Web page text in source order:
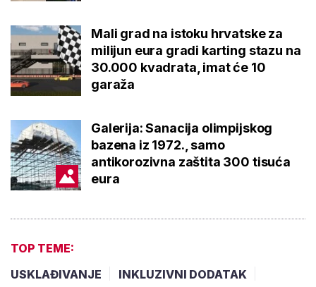
Mali grad na istoku hrvatske za
milijun eura gradi karting stazu na
30.000 kvadrata, imat će 10
garaža
Galerija: Sanacija olimpijskog
bazena iz 1972., samo
antikorozivna zaštita 300 tisuća
eura
TOP TEME:
USKLAĐIVANJE
INKLUZIVNI DODATAK